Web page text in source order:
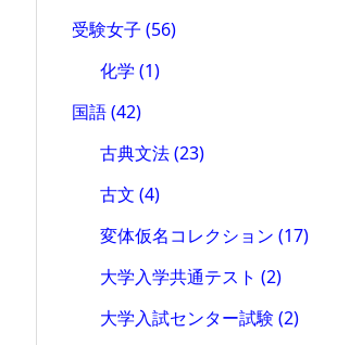
受験女子 (56)
化学 (1)
国語(42)
古典文法(23)
古文 (4)
変体仮名コレクション (17)
大学入学共通テスト (2)
大学入試センター試験 (2)